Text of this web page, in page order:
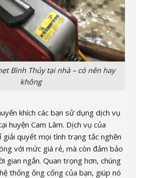
Bình Thủy tại nhà – có nên hay
không
khích các bạn sử dụng dịch vụ
huyện Cam Lâm. Dịch vụ của
giải quyết mọi tình trạng tắc nghẽn
với mức giá rẻ, mà còn đảm bảo
gian ngắn. Quan trọng hơn, chúng
thống ống cống của bạn, giúp nó